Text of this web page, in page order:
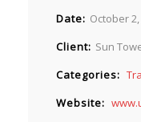
Date
October 2,
Client Sun
Categories
Website